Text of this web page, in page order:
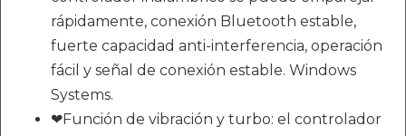
rápidamente, conexión Bluetooth estable,
fuerte capacidad anti-interferencia, operación
fácil y señal de conexión estable. Windows
Systems.
❤Función de vibración y turbo: el controlador